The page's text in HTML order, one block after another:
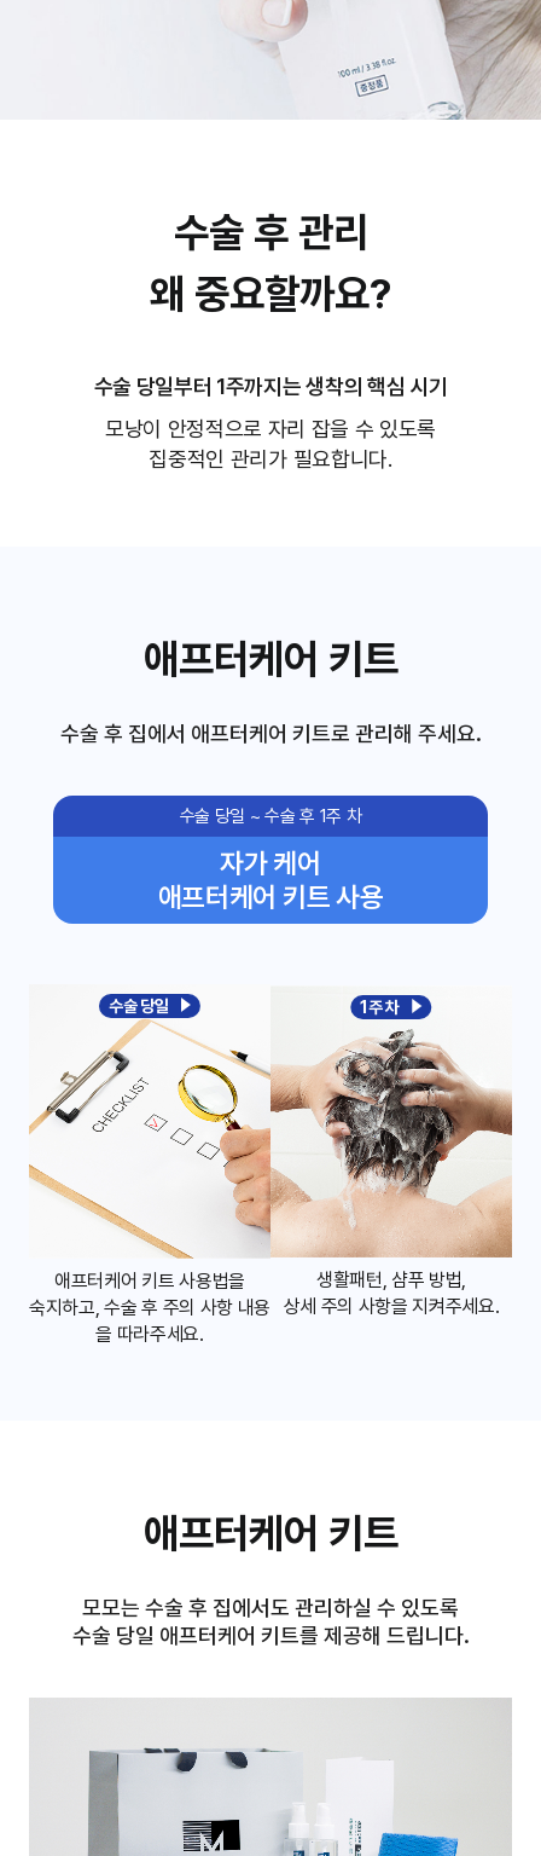
수술 후 관리
왜 중요할까요?
수술 당일부터 1주까지는 생착의 핵심 시기
모낭이 안정적으로 자리 잡을 수 있도록
집중적인 관리가 필요합니다.
애프터케어 키트
수술 후 집에서 애프터케어 키트로 관리해 주세요.
수술 당일 ~ 수술 후 1주 차
자가 케어
애프터케어 키트 사용
수술 당일
애프터케어 키트 사용법을
숙지하고, 수술 후 주의 사항 내용
을 따라주세요.
1주 차
생활패턴, 샴푸 방법,
상세 주의 사항을 지켜주세요.
애프터케어 키트
모모는 수술 후 집에서도 관리하실 수 있도록
수술 당일 애프터케어 키트를 제공해 드립니다.